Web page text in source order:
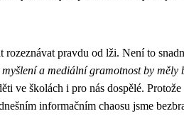
rozeznávat pravdu od lži. Není to
a mediální gramotnost by měly
ve školách i pro nás dospělé. Protože
informačním chaosu jsme